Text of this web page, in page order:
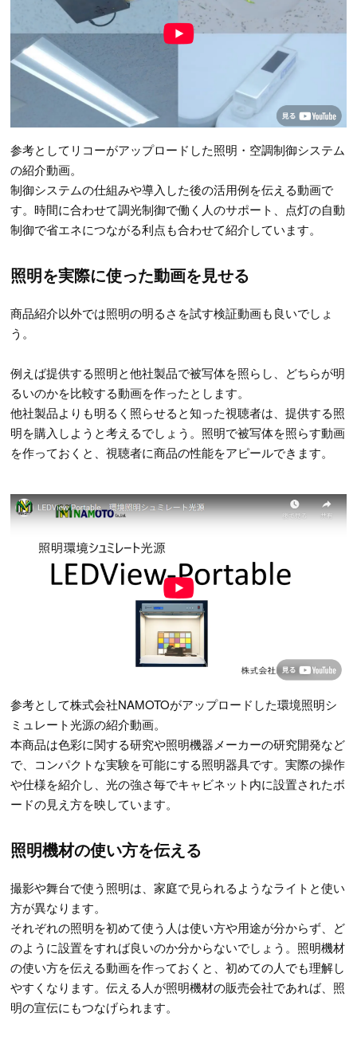
参考としてリコーがアップロードした照明・空調制御システム
の紹介動画。
制御システムの仕組みや導入した後の活用例を伝える動画で
す。時間に合わせて調光制御で働く人のサポート、点灯の自動
制御で省エネにつながる利点も合わせて紹介しています。
照明を実際に使った動画を見せる
商品紹介以外では照明の明るさを試す検証動画も良いでしょ
う。
例えば提供する照明と他社製品で被写体を照らし、どちらが明
るいのかを比較する動画を作ったとします。
他社製品よりも明るく照らせると知った視聴者は、提供する照
明を購入しようと考えるでしょう。照明で被写体を照らす動画
を作っておくと、視聴者に商品の性能をアピールできます。
参考として株式会社NAMOTOがアップロードした環境照明シ
ミュレート光源の紹介動画。
本商品は色彩に関する研究や照明機器メーカーの研究開発など
で、コンパクトな実験を可能にする照明器具です。実際の操作
や仕様を紹介し、光の強さ毎でキャビネット内に設置されたボ
ードの見え方を映しています。
照明機材の使い方を伝える
撮影や舞台で使う照明は、家庭で見られるようなライトと使い
方が異なります。
それぞれの照明を初めて使う人は使い方や用途が分からず、ど
のように設置をすれば良いのか分からないでしょう。照明機材
の使い方を伝える動画を作っておくと、初めての人でも理解し
やすくなります。伝える人が照明機材の販売会社であれば、照
明の宣伝にもつなげられます。